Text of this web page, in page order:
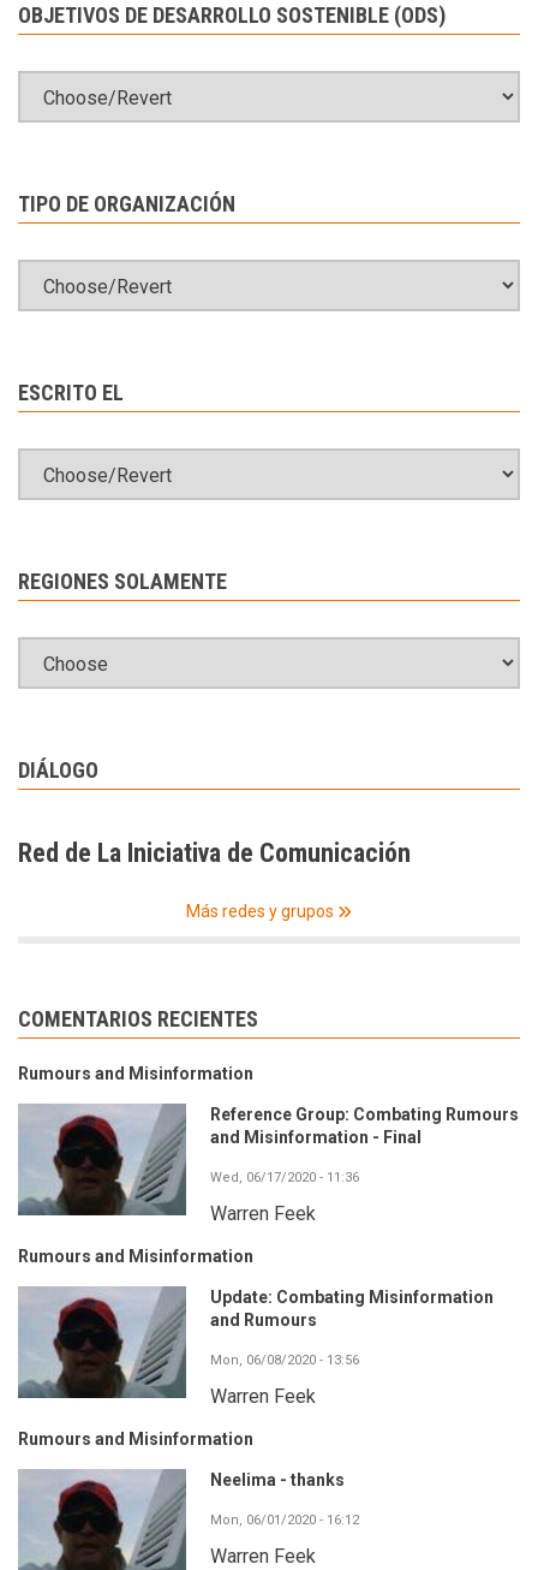
OBJETIVOS DE DESARROLLO SOSTENIBLE (ODS)
TIPO DE ORGANIZACIÓN
ESCRITO EL
REGIONES SOLAMENTE
DIÁLOGO
Red de La Iniciativa de Comunicación
Más redes y grupos
COMENTARIOS RECIENTES
Rumours and Misinformation
Reference Group: Combating Rumours
and Misinformation - Final
Wed, 06/17/2020 - 11:36
Warren Feek
Rumours and Misinformation
Update: Combating Misinformation
and Rumours
Mon, 06/08/2020 - 13:56
Warren Feek
Rumours and Misinformation
Neelima - thanks
Mon, 06/01/2020 - 16:12
Warren Feek